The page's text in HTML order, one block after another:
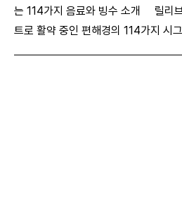
는 114가지 음료와 빙수 소개 릴리
트로 활약 중인 편해경의 114가지 시